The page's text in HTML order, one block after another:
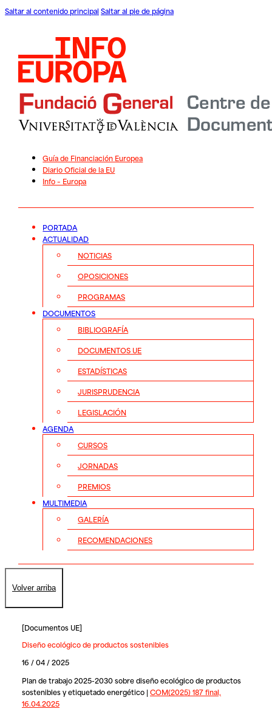
Saltar al contenido principal Saltar al pie de página
Guía de Financiación Europea
Diario Oficial de la EU
Info – Europa
PORTADA
ACTUALIDAD
NOTICIAS
OPOSICIONES
PROGRAMAS
DOCUMENTOS
BIBLIOGRAFÍA
DOCUMENTOS UE
ESTADÍSTICAS
JURISPRUDENCIA
LEGISLACIÓN
AGENDA
CURSOS
JORNADAS
PREMIOS
MULTIMEDIA
GALERÍA
RECOMENDACIONES
Volver arriba
[Documentos UE]
Diseño ecológico de productos sostenibles
16 / 04 / 2025
Plan de trabajo 2025-2030 sobre diseño ecológico de productos
sostenibles y etiquetado energético | COM(2025) 187 final,
16.04.2025